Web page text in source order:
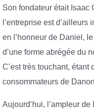
Son fondateur était Isaac
l’entreprise est
en l’honneur de Daniel,
d’une forme abrégée du
C’est très touchant,
consommateurs de
Aujourd’hui, l’ampleur